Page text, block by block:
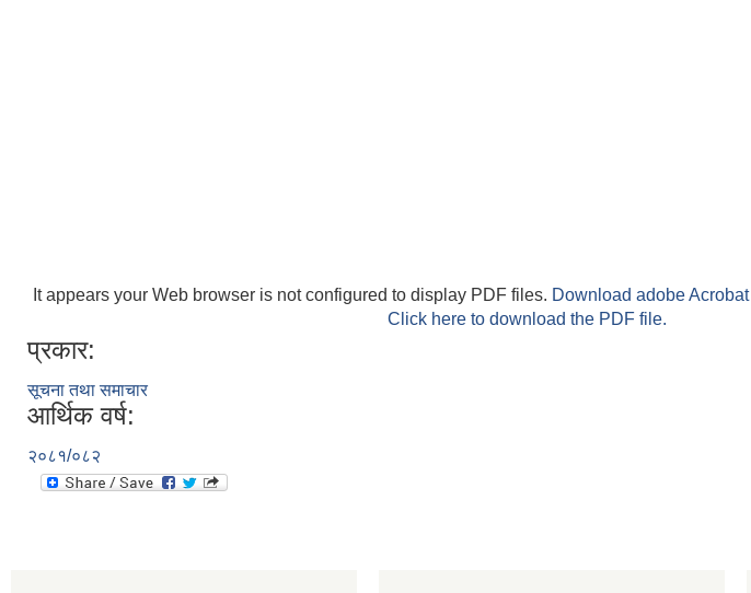
It appears your Web browser is not configured to display PDF files. Download adobe Acrobat
Click here to download the PDF file.
प्रकार:
सूचना तथा समाचार
आर्थिक वर्ष:
२०८१/०८२